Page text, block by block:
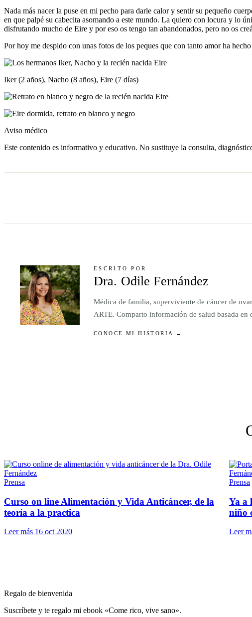
Nada más nacer la puse en mi pecho para darle calor y sentir su pequeño
en que palpé su cabecita asomando a este mundo. La quiero con locura y lo
disfrutando mucho de Eire y por eso os tengo tan abandonados, pero no os
Por hoy me despido con unas fotos de los peques que con tanto amor ha hecho
Iker (2 años), Nacho (8 años), Eire (7 días)
Aviso médico
Este contenido es informativo y educativo. No sustituye la consulta,
ESCRITO POR
Dra. Odile Fernández
Médica de familia, superviviente de cáncer de
ARTE. Comparto información de salud basada
CONOCE MI HISTORIA →
Prensa
Curso on line Alimentación y Vida Anticáncer, de la
teoría a la practica
Leer más 16 oct 2020
Prensa
Ya a
niño
Leer
Regalo de bienvenida
Suscríbete y te regalo mi ebook «Come rico, vive sano».